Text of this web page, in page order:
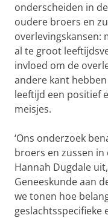
onderscheiden in
oudere broers en
overlevingskansen:
al te groot
invloed om de
andere kant
leeftijd een positief
meisjes.
‘Ons onderzoek
broers en zussen in
Hannah Dugdale
Geneeskunde aan
we tonen hoe
geslachtsspecifieke